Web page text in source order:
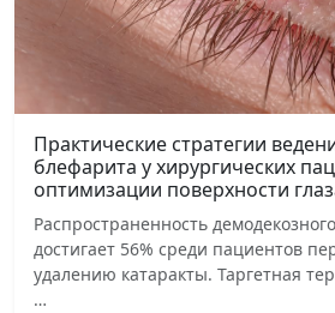
Практические стратегии
блефарита у хирургических
оптимизации поверхности
Распространенность
достигает 56% среди пациентов
удалению катаракты. Таргетная
…